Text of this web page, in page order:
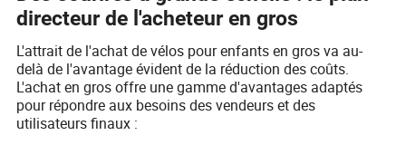
directeur de l'acheteur en gros
L'attrait de l'achat de vélos pour enfants en gros va au-
delà de l'avantage évident de la réduction des coûts.
L'achat en gros offre une gamme d'avantages adaptés
pour répondre aux besoins des vendeurs et des
utilisateurs finaux :